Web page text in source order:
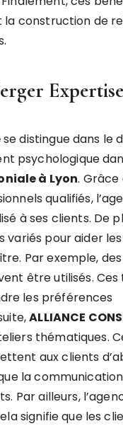
construction de
Expertise
se distingue dans le
psychologique
à Lyon. Grâce
qualifiés,
à ses clients. De
variés pour aider
Par exemple,
être utilisés.
les préférences
ALLIANCE
thématiques.
aux clients
la
Par ailleurs,
signifie que les